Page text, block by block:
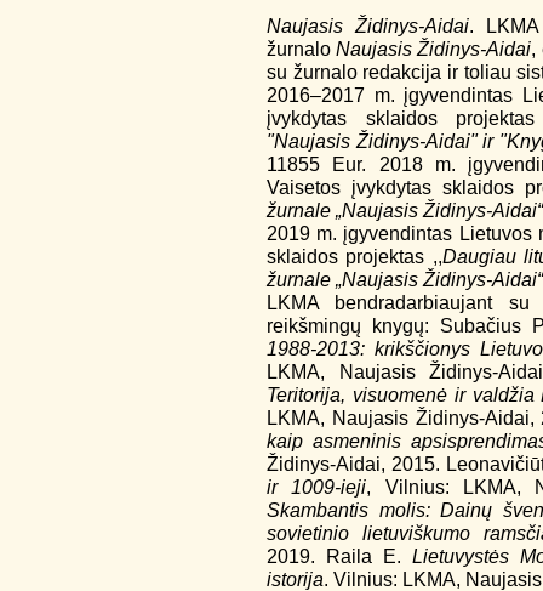
Naujasis Židinys-Aidai.
žurnaloNaujasis Židinys-Aidai,
su žurnalo redakcija ir toliau
2016–2017 m. įgyvendintas
įvykdytas sklaidos
"Naujasis Židinys-Aidai" ir
11855 Eur. 2018 m.
Vaisetos įvykdytas sklaidos
žurnale „Naujasis Židinys-Aidai“
2019 m. įgyvendintas Lietuvos
sklaidos projektas ,,Daugiau
žurnale „Naujasis Židinys-Aidai“
LKMA bendradarbiaujant su
reikšmingų knygų: Subačius
1988-2013: krikščionys
LKMA, Naujasis Židinys-
Teritorija, visuomenė ir
LKMA, Naujasis Židinys-
kaip asmeninis
Židinys-Aidai, 2015.
ir 1009-ieji, Vilnius: LKMA,
Skambantis molis: Dainų
sovietinio lietuviškumo
2019. Raila E.Lietuvystės
istorija. Vilnius: LKMA,